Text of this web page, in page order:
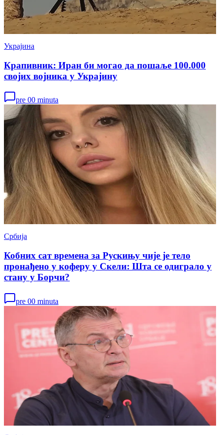
Украјина
Крапивник: Иран би могао да пошаље 100.000
својих војника у Украјину
pre 00 minuta
Србија
Кобних сат времена за Рускињу чије је тело
пронађено у коферу у Скели: Шта се одиграло у
стану у Борчи?
pre 00 minuta